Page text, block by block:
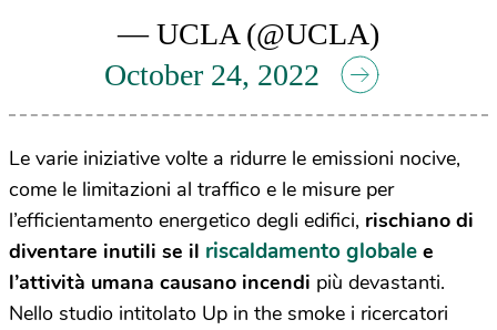
— UCLA (@UCLA)
October 24, 2022
Le varie iniziative volte a ridurre le emissioni nocive,
come le limitazioni al traffico e le misure per
l’efficientamento energetico degli edifici, rischiano di
diventare inutili se il riscaldamento globale e
l’attività umana causano incendi più devastanti.
Nello studio intitolato Up in the smoke i ricercatori